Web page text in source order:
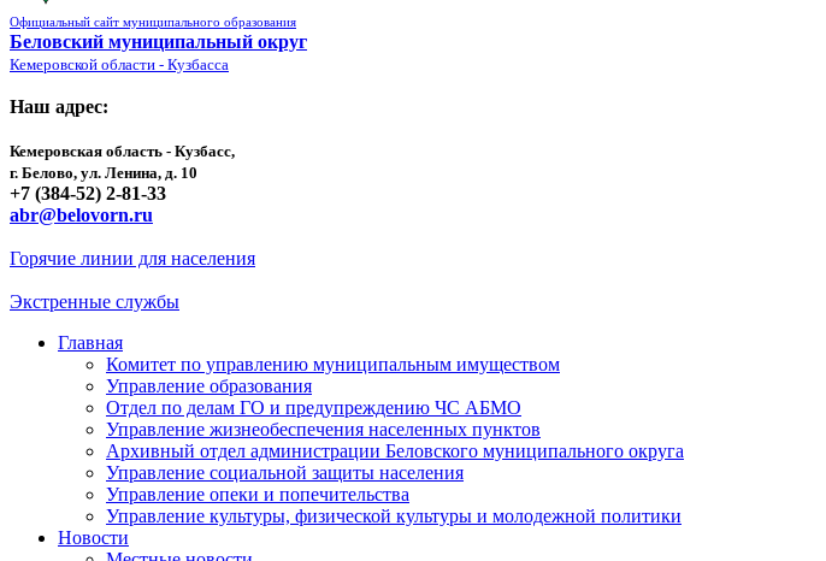
Официальный сайт муниципального образования
Беловский муниципальный округ
Кемеровской области - Кузбасса
Наш адрес:
Кемеровская область - Кузбасс,
г. Белово, ул. Ленина, д. 10
+7 (384-52) 2-81-33
abr@belovorn.ru
Горячие линии для населения
Экстренные службы
Главная
Комитет по управлению муниципальным имуществом
Управление образования
Отдел по делам ГО и предупреждению ЧС АБМО
Управление жизнеобеспечения населенных пунктов
Архивный отдел администрации Беловского муниципального округа
Управление социальной защиты населения
Управление опеки и попечительства
Управление культуры, физической культуры и молодежной политики
Новости